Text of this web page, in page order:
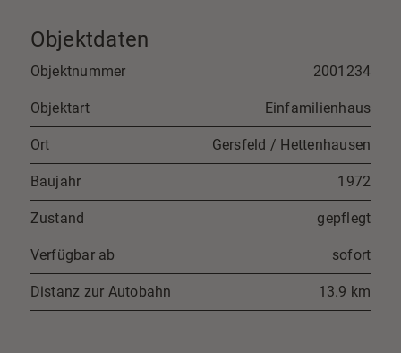
Objektdaten
Objektnummer 2001234
Objektart Einfamilienhaus
Ort Gersfeld / Hettenhausen
Baujahr 1972
Zustand gepflegt
Verfügbar ab sofort
Distanz zur Autobahn 13.9 km